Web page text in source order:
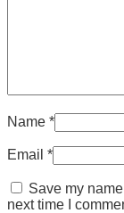
Name *
Email *
Save my
next time I